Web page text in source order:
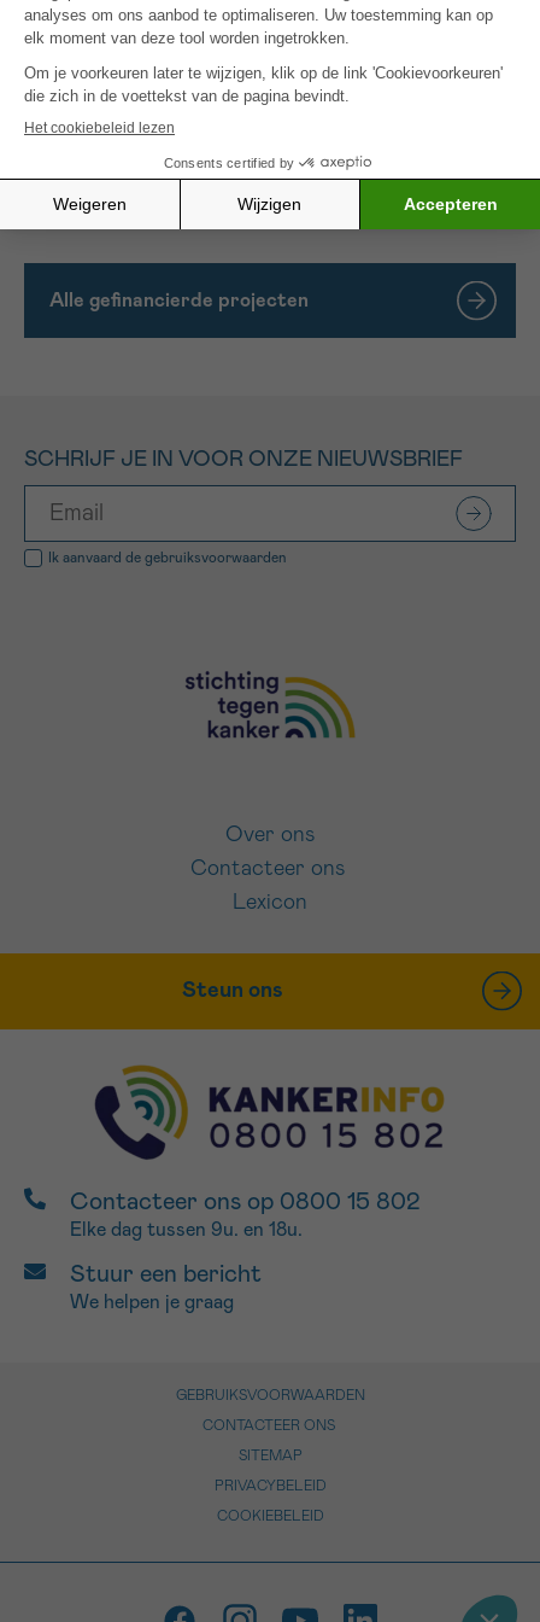
250 patiënten te verwelkomen tegen het einde van
2023, 300 patiënten in 2024 en 350 in 2025.
Om kwalitatief hoogwaardige ondersteuning te
oplopen, en om de toegang voor patiënten niet te
hoeven beperken, willen we de zorgpost in ons
budget verhogen.
Alle gefinancierde projecten
SCHRIJF JE IN VOOR ONZE NIEUWSBRIEF
Ik aanvaard de gebruiksvoorwaarden
Over ons
Contacteer ons
Lexicon
Steun ons
Contacteer ons op 0800 15 802
Elke dag tussen 9u. en 18u.
Stuur een bericht
We helpen je graag
GEBRUIKSVOORWAARDEN
CONTACTEER ONS
SITEMAP
PRIVACYBELEID
COOKIEBELEID